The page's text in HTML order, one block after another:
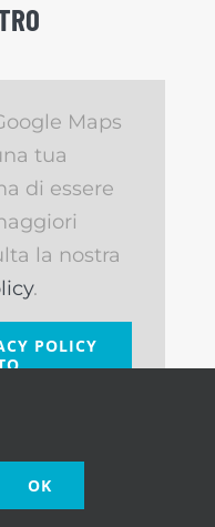
Maps
tua
di essere
la nostra
.
POLICY
OK